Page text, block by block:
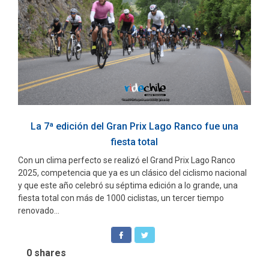
La 7ª edición del Gran Prix Lago Ranco fue una
fiesta total
Con un clima perfecto se realizó el Grand Prix Lago Ranco
2025, competencia que ya es un clásico del ciclismo nacional
y que este año celebró su séptima edición a lo grande, una
fiesta total con más de 1000 ciclistas, un tercer tiempo
renovado...
0 shares